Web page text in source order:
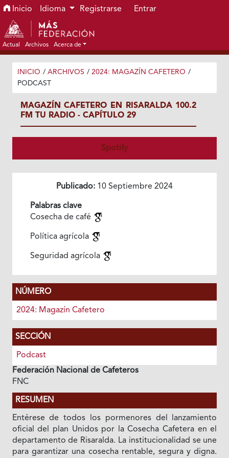
Ir al menú de navegación principal
Ir al contenido principal
Ir al pie de página del sitio
Inicio Idioma Registrarse Entrar
Actual Archivos Acerca de
INICIO / ARCHIVOS / 2024: MAGAZÍN CAFETERO /
PODCAST
MAGAZÍN CAFETERO EN RISARALDA 100.2
FM TU RADIO - CAPÍTULO 29
Spotify
Publicado: 10 Septiembre 2024
Palabras clave
Cosecha de café
Política agrícola
Seguridad agrícola
NÚMERO
2024: Magazín Cafetero
SECCIÓN
Podcast
Federación Nacional de Cafeteros
FNC
RESUMEN
Entérese de todos los pormenores del lanzamiento
oficial del plan Unidos por la Cosecha Cafetera en el
departamento de Risaralda. La institucionalidad se une
para garantizar una cosecha rentable, segura y digna.